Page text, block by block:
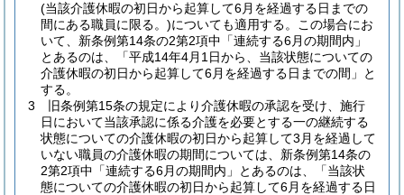
(当該介護休暇の初日から起算して6月を経過する日までの
間にある職員に限る。)についても適用する。
この場合にお
いて、新条例第14条の2第2項中「連続する6月の期間内」
とあるのは、「平成14年4月1日から、当該状態についての
介護休暇の初日から起算して6月を経過する日までの間」と
する。
3
旧条例第15条の規定により介護休暇の承認を受け、施行
日において当該承認に係る介護を必要とする一の継続する
状態についての介護休暇の初日から起算して3月を経過して
いない職員の介護休暇の期間については、新条例第14条の
2第2項中「連続する6月の期間内」とあるのは、「当該状
態についての介護休暇の初日から起算して6月を経過する日